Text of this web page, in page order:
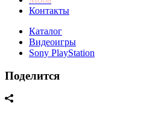
Контакты
Каталог
Видеоигры
Sony PlayStation
Поделится